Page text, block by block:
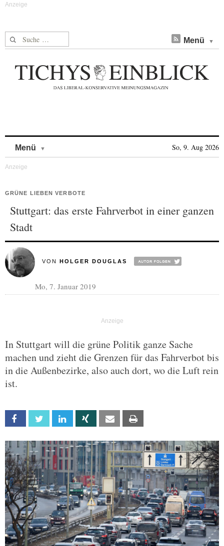
Suche nach: Menü
Menü So, 9. Aug 2026
GRÜNE LIEBEN VERBOTE
Stuttgart: das erste Fahrverbot in einer ganzen
Stadt
VON HOLGER DOUGLAS
Mo, 7. Januar 2019
In Stuttgart will die grüne Politik ganze Sache
machen und zieht die Grenzen für das Fahrverbot bis
in die Außenbezirke, also auch dort, wo die Luft rein
ist.
Facebook Twitter Linkedin Xing Email